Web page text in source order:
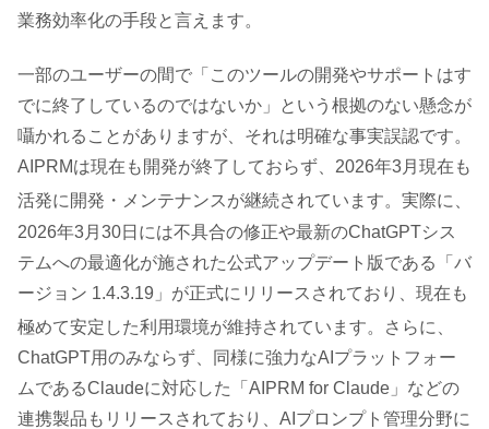
業務効率化の手段と言えます。
一部のユーザーの間で「このツールの開発やサポートはす
でに終了しているのではないか」という根拠のない懸念が
囁かれることがありますが、それは明確な事実誤認です。
AIPRMは現在も開発が終了しておらず、2026年3月現在も
活発に開発・メンテナンスが継続されています。実際に、
2026年3月30日には不具合の修正や最新のChatGPTシス
テムへの最適化が施された公式アップデート版である「バ
ージョン 1.4.3.19」が正式にリリースされており、現在も
極めて安定した利用環境が維持されています。さらに、
ChatGPT用のみならず、同様に強力なAIプラットフォー
ムであるClaudeに対応した「AIPRM for Claude」などの
連携製品もリリースされており、AIプロンプト管理分野に